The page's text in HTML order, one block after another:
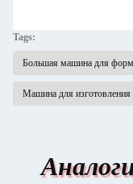
Tags:
Большая машина для
Машина для изготовления